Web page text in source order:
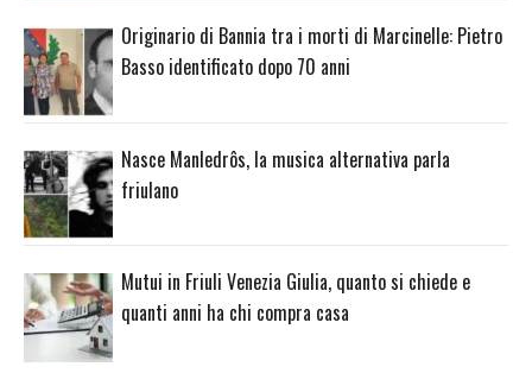
Originario di Bannia tra i morti di Marcinelle: Pietro
Basso identificato dopo 70 anni
Nasce Manledrôs, la musica alternativa parla
friulano
Mutui in Friuli Venezia Giulia, quanto si chiede e
quanti anni ha chi compra casa